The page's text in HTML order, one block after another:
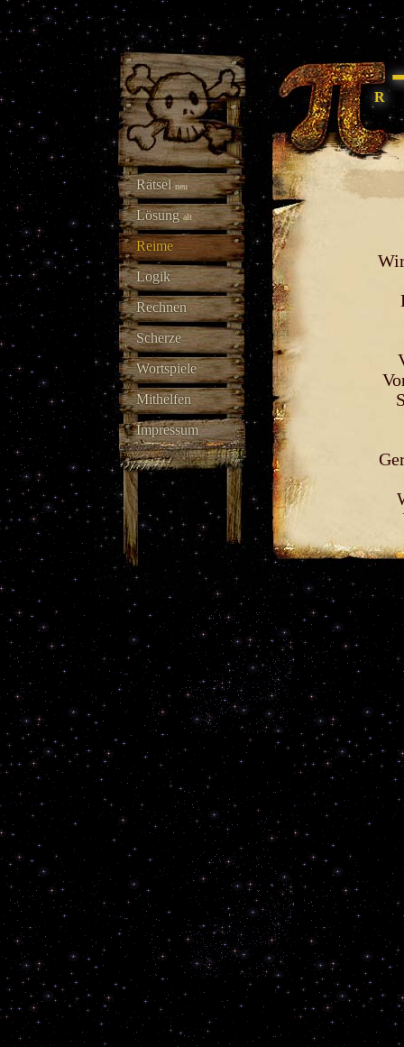
Rätselneu
Lösung alt
Reime
Logik
Rechnen
Scherze
Wortspiele
Mithelfen
Impressum